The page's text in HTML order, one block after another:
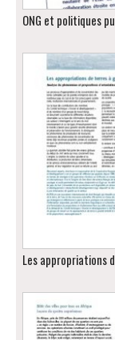
ONG et politiques
Les appropriations